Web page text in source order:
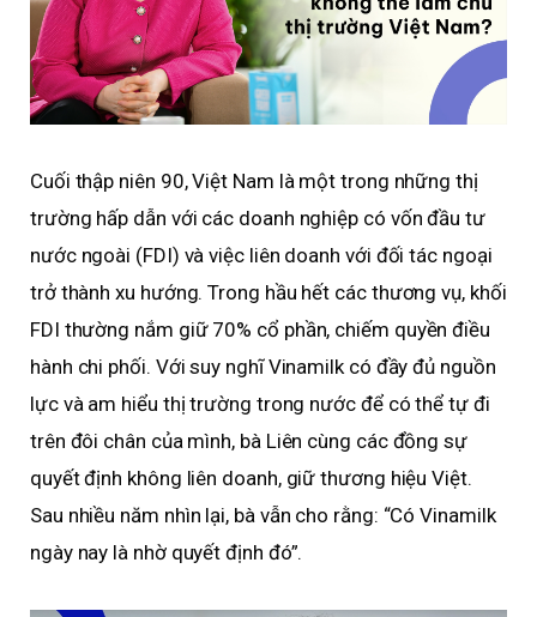
Cuối thập niên 90, Việt Nam là một trong những thị
trường hấp dẫn với các doanh nghiệp có vốn đầu tư
nước ngoài (FDI) và việc liên doanh với đối tác ngoại
trở thành xu hướng. Trong hầu hết các thương vụ, khối
FDI thường nắm giữ 70% cổ phần, chiếm quyền điều
hành chi phối. Với suy nghĩ Vinamilk có đầy đủ nguồn
lực và am hiểu thị trường trong nước để có thể tự đi
trên đôi chân của mình, bà Liên cùng các đồng sự
quyết định không liên doanh, giữ thương hiệu Việt.
Sau nhiều năm nhìn lại, bà vẫn cho rằng: “Có Vinamilk
ngày nay là nhờ quyết định đó”.